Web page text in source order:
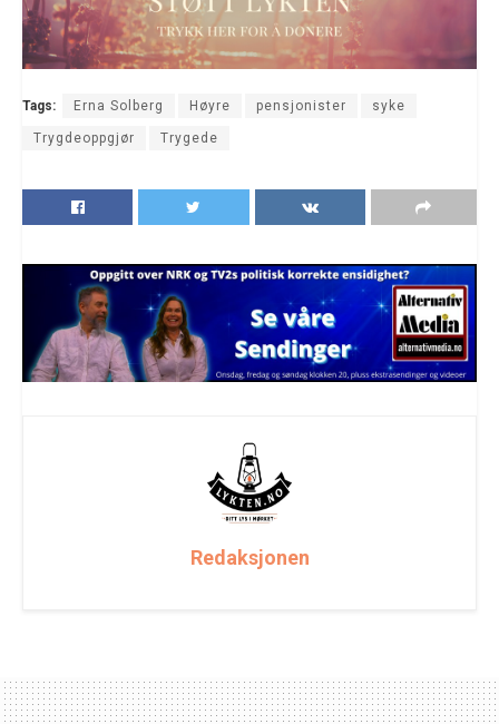
Tags: Erna Solberg Høyre pensjonister syke
Trygdeoppgjør Trygede
Redaksjonen